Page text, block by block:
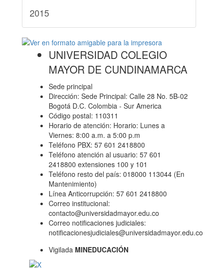
2015
UNIVERSIDAD COLEGIO
MAYOR DE CUNDINAMARCA
Sede principal
Dirección: Sede Principal: Calle 28 No. 5B-02
Bogotá D.C. Colombia - Sur America
Código postal: 110311
Horario de atención: Horario: Lunes a
Viernes: 8:00 a.m. a 5:00 p.m
Teléfono PBX: 57 601 2418800
Teléfono atención al usuario: 57 601
2418800 extensiones 100 y 101
Teléfono resto del país: 018000 113044 (En
Mantenimiento)
Línea Anticorrupción: 57 601 2418800
Correo institucional:
contacto@universidadmayor.edu.co
Correo notificaciones judiciales:
notificacionesjudiciales@universidadmayor.edu.co
Vigilada MINEDUCACIÓN